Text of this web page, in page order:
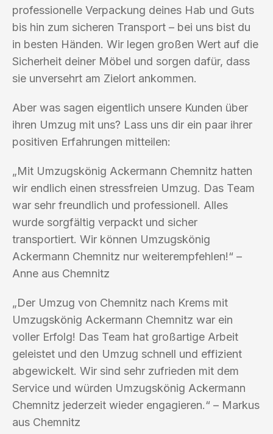
professionelle Verpackung deines Hab und Guts
bis hin zum sicheren Transport – bei uns bist du
in besten Händen. Wir legen großen Wert auf die
Sicherheit deiner Möbel und sorgen dafür, dass
sie unversehrt am Zielort ankommen.
Aber was sagen eigentlich unsere Kunden über
ihren Umzug mit uns? Lass uns dir ein paar ihrer
positiven Erfahrungen mitteilen:
„Mit Umzugskönig Ackermann Chemnitz hatten
wir endlich einen stressfreien Umzug. Das Team
war sehr freundlich und professionell. Alles
wurde sorgfältig verpackt und sicher
transportiert. Wir können Umzugskönig
Ackermann Chemnitz nur weiterempfehlen!“ –
Anne aus Chemnitz
„Der Umzug von Chemnitz nach Krems mit
Umzugskönig Ackermann Chemnitz war ein
voller Erfolg! Das Team hat großartige Arbeit
geleistet und den Umzug schnell und effizient
abgewickelt. Wir sind sehr zufrieden mit dem
Service und würden Umzugskönig Ackermann
Chemnitz jederzeit wieder engagieren.“ – Markus
aus Chemnitz